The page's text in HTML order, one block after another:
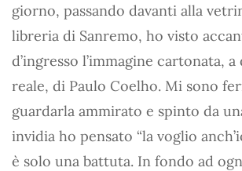
giorno, passando davanti alla
libreria di Sanremo, ho visto
d’ingresso l’immagine cartonata,
reale, di Paulo Coelho. Mi sono
guardarla ammirato e spinto da
invidia ho pensato “la voglio
è solo una battuta. In fondo ad